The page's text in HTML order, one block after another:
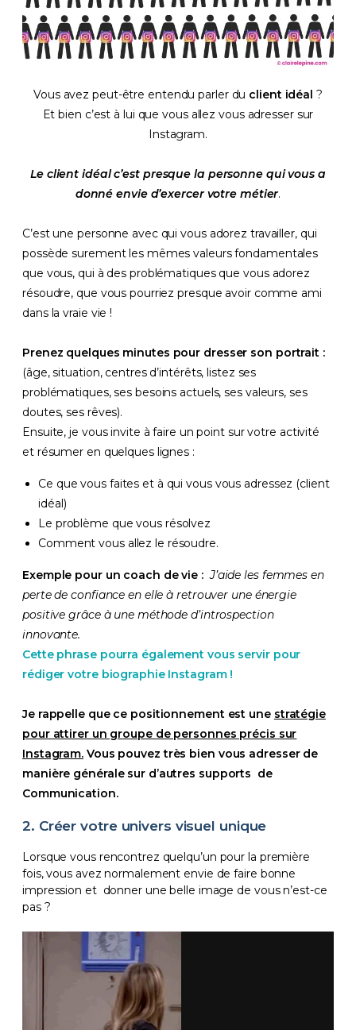
Vous avez peut-être entendu parler du client idéal ?
Et bien c’est à lui que vous allez vous adresser sur
Instagram.
Le client idéal c’est presque la personne qui vous a
donné envie d’exercer votre métier.
C’est une personne avec qui vous adorez travailler, qui
possède surement les mêmes valeurs fondamentales
que vous, qui à des problématiques que vous adorez
résoudre, que vous pourriez presque avoir comme ami
dans la vraie vie !
Prenez quelques minutes pour dresser son portrait :
(âge, situation, centres d’intérêts, listez ses
problématiques, ses besoins actuels, ses valeurs, ses
doutes, ses rêves).
Ensuite, je vous invite à faire un point sur votre activité
et résumer en quelques lignes :
Ce que vous faites et à qui vous vous adressez (client
idéal)
Le problème que vous résolvez
Comment vous allez le résoudre.
Exemple pour un coach de vie : J’aide les femmes en
perte de confiance en elle à retrouver une énergie
positive grâce à une méthode d’introspection
innovante.
Cette phrase pourra également vous servir pour
rédiger votre biographie Instagram !
Je rappelle que ce positionnement est une stratégie
pour attirer un groupe de personnes précis sur
Instagram. Vous pouvez très bien vous adresser de
manière générale sur d’autres supports de
Communication.
2. Créer votre univers visuel unique
Lorsque vous rencontrez quelqu’un pour la première
fois, vous avez normalement envie de faire bonne
impression et donner une belle image de vous n’est-ce
pas ?